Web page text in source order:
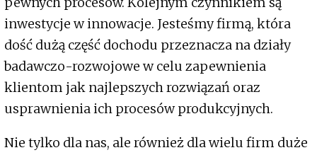
inwestycje w innowacje. Jesteśmy firmą, która
dość dużą część dochodu przeznacza na działy
badawczo-rozwojowe w celu zapewnienia
klientom jak najlepszych rozwiązań oraz
usprawnienia ich procesów produkcyjnych.
Nie tylko dla nas, ale również dla wielu firm duże